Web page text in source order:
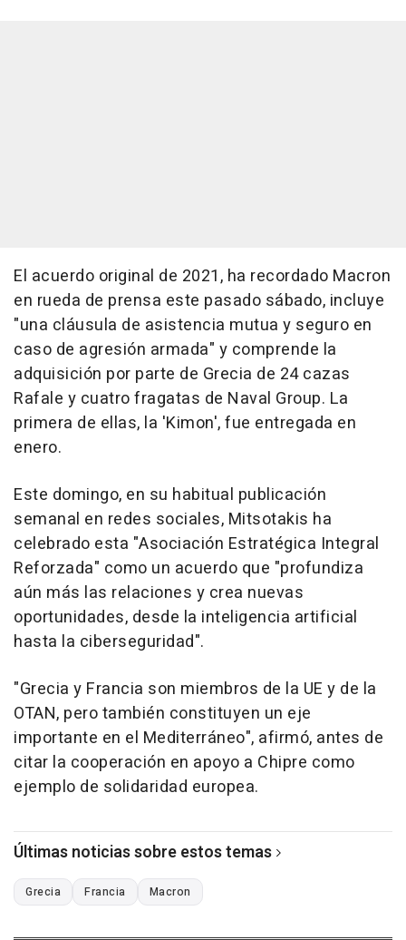
El acuerdo original de 2021, ha recordado Macron
en rueda de prensa este pasado sábado, incluye
"una cláusula de asistencia mutua y seguro en
caso de agresión armada" y comprende la
adquisición por parte de Grecia de 24 cazas
Rafale y cuatro fragatas de Naval Group. La
primera de ellas, la 'Kimon', fue entregada en
enero.
Este domingo, en su habitual publicación
semanal en redes sociales, Mitsotakis ha
celebrado esta "Asociación Estratégica Integral
Reforzada" como un acuerdo que "profundiza
aún más las relaciones y crea nuevas
oportunidades, desde la inteligencia artificial
hasta la ciberseguridad".
"Grecia y Francia son miembros de la UE y de la
OTAN, pero también constituyen un eje
importante en el Mediterráneo", afirmó, antes de
citar la cooperación en apoyo a Chipre como
ejemplo de solidaridad europea.
Últimas noticias sobre estos temas
Grecia Francia Macron